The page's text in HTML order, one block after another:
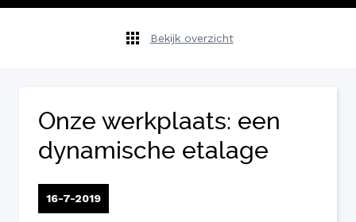
Bekijk overzicht
Onze werkplaats: een
dynamische etalage
16-7-2019